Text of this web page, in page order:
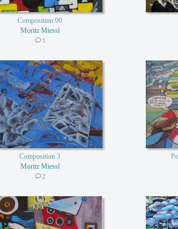
Composition 00
Moritz Miessl
1
Composition 3
Moritz Miessl
2